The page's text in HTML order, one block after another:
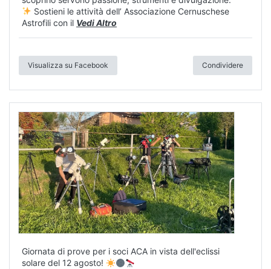
Sostieni le attività dell’ Associazione Cernuschese
Astrofili con il Vedi Altro
Visualizza su Facebook Condividere
Giornata di prove per i soci ACA in vista dell'eclissi
solare del 12 agosto!